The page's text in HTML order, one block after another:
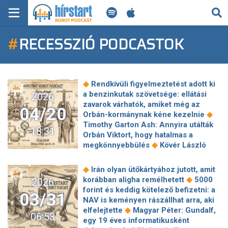
KERESÉS
KEZDŐLAP
FRISS HÍREK
TECH HÍREK
FILM-ZENE-SZÓRAKOZÁS
PLAYLIST
MI AZ A ROBOT PODCAST?
#RECESSZIÓ PODCASTOK
2026
04/20
18:31
◆ Rendkívüli figyelmeztetést adott ki
a benzinkutak szövetsége: ellátási
zavarok várhatók, amiket még az
Orbán-kormánynak kéne kezelnie ◆
Timothy Garton Ash: Annyira utálták
Orbán Viktort, hogy hatalmas a
megkönnyebbülés ◆ Kövér László
szerinte ott romlott el minden, hogy
már a mostani elsőszavazók szülei is
Big Brothert néztek ◆ Fico
magyarázatot vár Magyar Pétertől a
migrációs vádak miatt◆Baranyi
Krisztina kidobta az irodájából a Bayer
2026
03/31
06:53
◆ Irán olyan ütőkártyához jutott, amit
korábban aligha remélhetett ◆ 5000
forint és keddig kötelező befizetni: a
NAV is keményen rászállhat arra, aki
elfelejtette ◆ Magyar Péter: Gundalf,
egy 19 éves informatikusként